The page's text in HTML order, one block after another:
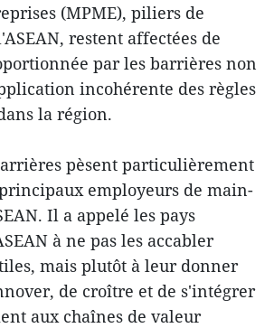
(MPME), piliers de
restent affectées de
par les barrières non
incohérente des règles
la région.
pèsent particulièrement
employeurs de main-
Il a appelé les pays
à ne pas les accabler
mais plutôt à leur donner
de croître et de s'intégrer
aux chaînes de valeur